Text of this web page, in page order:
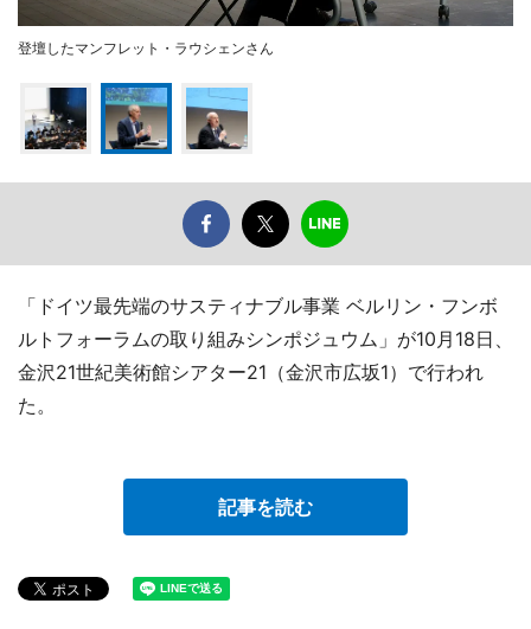
登壇したマンフレット・ラウシェンさん
「ドイツ最先端のサスティナブル事業 ベルリン・フンボ
ルトフォーラムの取り組みシンポジュウム」が10月18日、
金沢21世紀美術館シアター21（金沢市広坂1）で行われ
た。
記事を読む